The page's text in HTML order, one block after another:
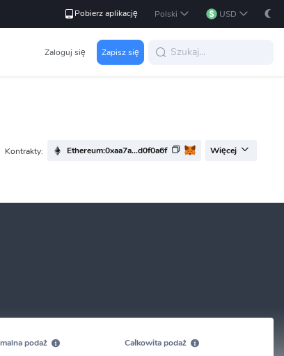
Pobierz aplikację Polski USD
Zaloguj się Zapisz się
Kontrakty: Ethereum:0xaa7a...d0f0a6f Więcej
podaż Całkowita podaż